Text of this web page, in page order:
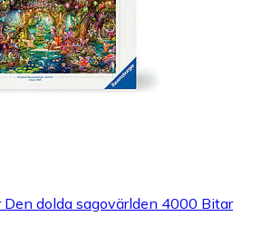
Den dolda sagovärlden 4000 Bitar